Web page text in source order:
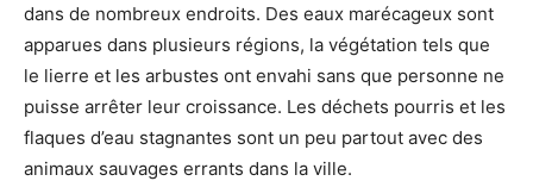
dans de nombreux endroits. Des eaux marécageux sont
apparues dans plusieurs régions, la végétation tels que
le lierre et les arbustes ont envahi sans que personne ne
puisse arrêter leur croissance. Les déchets pourris et les
flaques d’eau stagnantes sont un peu partout avec des
animaux sauvages errants dans la ville.